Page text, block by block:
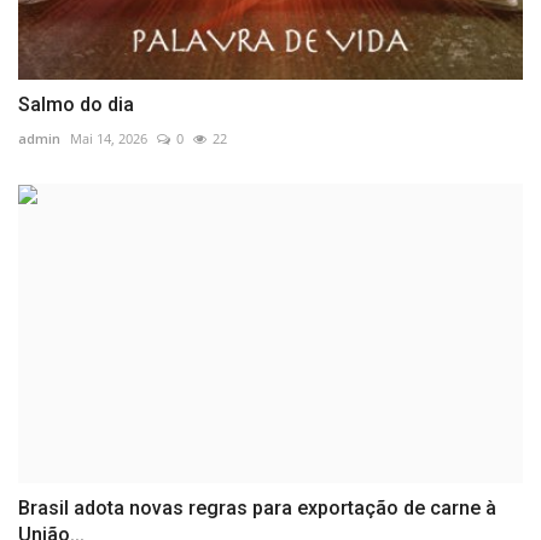
Salmo do dia
admin Mai 14, 2026 0 22
Brasil adota novas regras para exportação de carne à
União...